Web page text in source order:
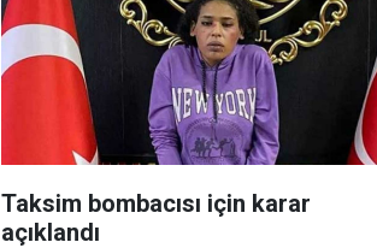
Taksim bombacısı için karar
açıklandı